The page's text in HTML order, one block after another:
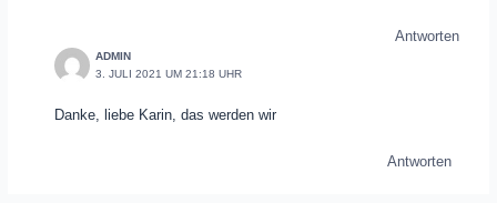
Antworten
ADMIN
3. JULI 2021 UM 21:18 UHR
Danke, liebe Karin, das werden wir
Antworten